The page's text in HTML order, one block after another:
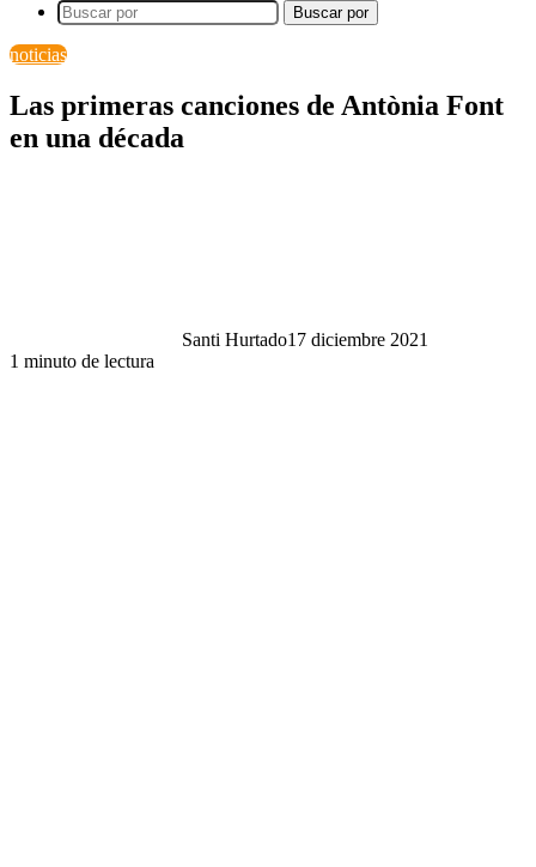
Buscar por
noticias
Las primeras canciones de Antònia Font
en una década
Santi Hurtado17 diciembre 2021
1 minuto de lectura